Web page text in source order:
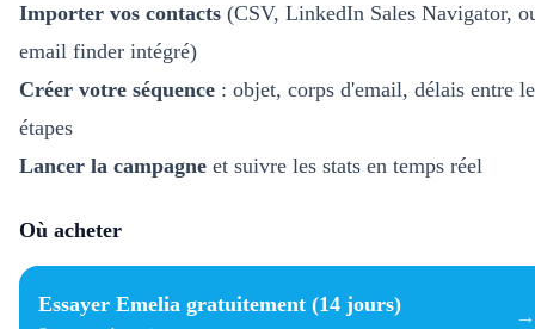
Importer vos contacts (CSV, LinkedIn Sales Navigator,
email finder intégré)
Créer votre séquence : objet, corps d'email, délais entre
étapes
Lancer la campagne et suivre les stats en temps réel
Où acheter
Essayer Emelia gratuitement (14 jours) →